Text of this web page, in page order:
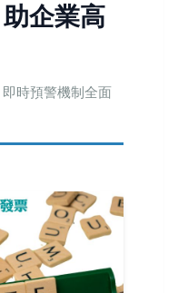
企業高
時預警機制全面